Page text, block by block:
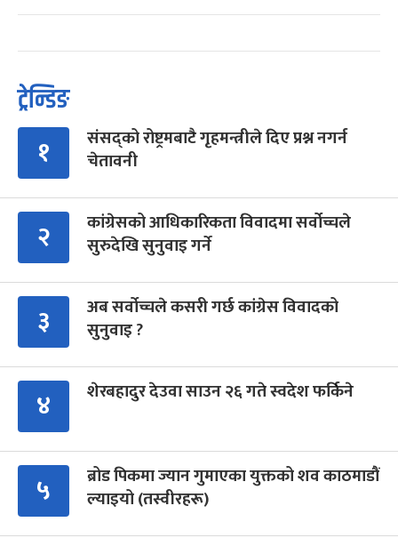
ट्रेन्डिङ
१
संसद्को रोष्ट्रमबाटै गृहमन्त्रीले दिए प्रश्न नगर्न
चेतावनी
२
कांग्रेसको आधिकारिकता विवादमा सर्वोच्चले
सुरुदेखि सुनुवाइ गर्ने
३
अब सर्वोच्चले कसरी गर्छ कांग्रेस विवादको
सुनुवाइ ?
४ शेरबहादुर देउवा साउन २६ गते स्वदेश फर्किने
५
ब्रोड पिकमा ज्यान गुमाएका युक्तको शव काठमाडौं
ल्याइयो (तस्वीरहरू)